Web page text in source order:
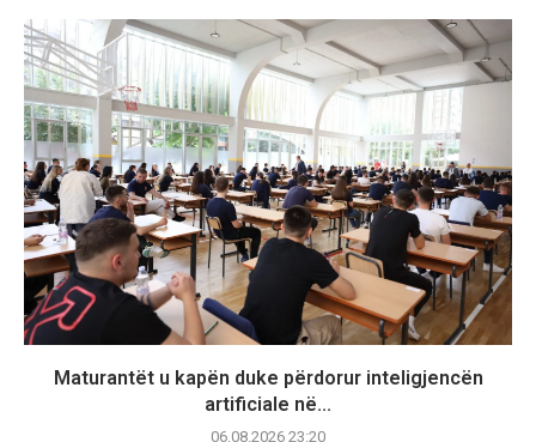
Maturantët u kapën duke përdorur inteligjencën
artificiale në...
06.08.2026 23:20